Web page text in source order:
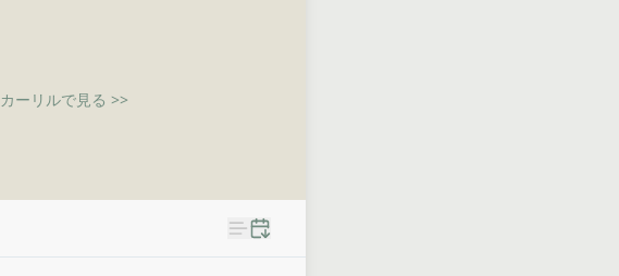
カーリルで見る >>